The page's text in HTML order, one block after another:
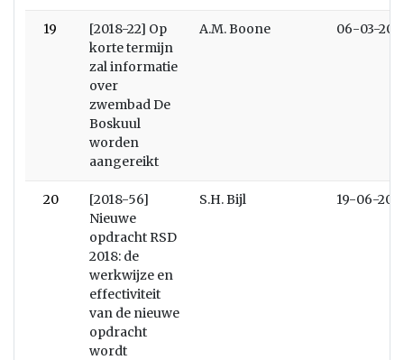
19
[2018-22] Op
korte termijn
zal informatie
over
zwembad De
Boskuul
worden
aangereikt
A.M. Boone 06-03-
20
[2018-56]
Nieuwe
opdracht RSD
2018: de
werkwijze en
effectiviteit
van de nieuwe
opdracht
wordt
S.H. Bijl 19-06-